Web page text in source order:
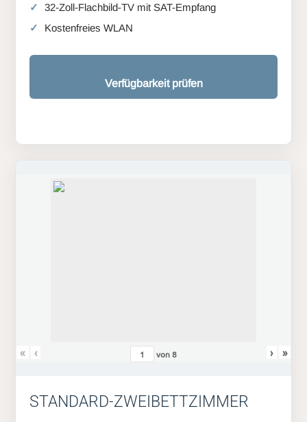
32-Zoll-Flachbild-TV mit SAT-Empfang
Kostenfreies WLAN
Verfügbarkeit prüfen
« ‹ von8 › »
STANDARD-ZWEIBETTZIMMER